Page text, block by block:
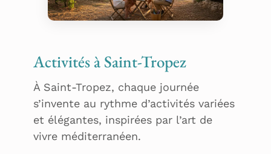
Minuty
Activités à Saint-Tropez
À Saint-Tropez, chaque journée
s’invente au rythme d’activités variées
et élégantes, inspirées par l’art de
vivre méditerranéen.